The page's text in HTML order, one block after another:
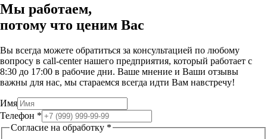
Мы работаем,
потому что ценим Вас
Вы всегда можете обратиться за консультацией по любому
вопросу в call-center нашего предприятия, который работает c
8:30 до 17:00 в рабочие дни. Ваше мнение и Ваши отзывы
важны для нас, мы стараемся всегда идти Вам навстречу!
Имя
Телефон *
Согласие на обработку *